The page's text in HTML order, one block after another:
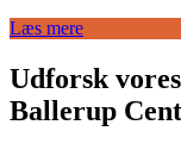
Læs mere
Udforsk
Ballerup